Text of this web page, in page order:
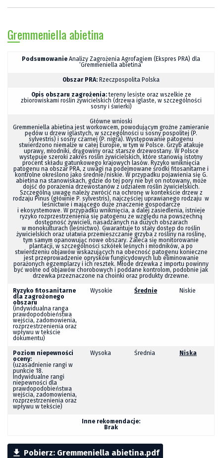
Gremmeniella abietina
Podsumowanie Analizy Zagrożenia Agrofagiem (Ekspres PRA) dla
‘Gremmeniella abietina’
Obszar PRA: Rzeczpospolita Polska
Opis obszaru zagrożenia:tereny lesiste oraz wszelkie ze
zbiorowiskami roślin żywicielskich (drzewa iglaste, w szczególności
sosny i świerki)
Główne wnioski
Gremmeniella abietina jest workowcem, powodującym groźne zamieranie
pędów u drzew iglastych, w szczególności u sosny pospolitej ( P.
sylvestris) i sosny czarnej ( P. nigra). Występowanie patogenu
stwierdzono niemalże w całej Europie, w tym w Polsce. Grzyb atakuje
uprawy, młodniki, drągowiny oraz starsze drzewostany. W Polsce
występuje szeroki zakres roślin żywicielskich, które stanowią istotny
procent składu gatunkowego krajowych lasów. Ryzyko wniknięcia
patogenu na obszar PRA, z uwagi na podejmowane środki fitosanitarne i
kontrolne określono jako średnie/niskie. W przypadku pojawienia się G.
abietinana stanowiskach, gdzie do tej pory nie był on notowany, może
dojść do porażenia drzewostanów z udziałem roślin żywicielskich.
Szczególną uwagę należy zwrócić na ochronę w kontekście drzew z
rodzaju Pinus (głównie P. sylvestris), najczęściej uprawianego rodzaju w
leśnictwie i mającego duże znaczenie gospodarcze
i ekosystemowe. W przypadku wniknięcia, a dalej zasiedlenia, istnieje
ryzyko rozprzestrzenienia się patogenu ze względu na powszechną
dostępność żywicieli, nasadzanych na dużych obszarach
w monokulturach (leśnictwo). Gwarantuje to stały dostęp do roślin
żywicielskich oraz ułatwia przemieszczanie grzyba z rośliny na roślinę,
tym samym opanowując nowe obszary. Zaleca się monitorowanie
plantacji, w szczególności szkółek leśnych i młodników, a po
stwierdzeniu objawów wskazujących na obecność patogenu konieczne
jest przeprowadzenie oprysków fungicydowych lub eliminowanie
porażonych egzemplarzy i ich resztek. Młode drzewka z importu powinny
być wolne od objawów chorobowych i poddane kontrolom, podobnie jak
drzewka przeznaczone na choinki oraz produkty drzewne.
Ryzyko fitosanitarne
dla zagrożonego
obszaru
(indywidualna ranga
prawdopodobieństwa
wejścia, zadomowienia,
rozprzestrzenienia oraz
wpływu w tekście
dokumentu)
Wysokie Średnie Niskie
Poziom niepewności
oceny:
(uzasadnienie rangi w
punkcie 18.
Indywidualne rangi
niepewności dla
prawdopodobieństwa
wejścia, zadomowienia,
rozprzestrzenienia oraz
wpływu w tekście)
Wysoka Średnia Niska
Inne rekomendacje:
Brak
 Pobierz: Gremmeniella abietina.pdf